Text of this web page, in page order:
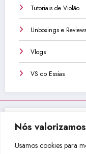
Nós
Usamos cookies para
Tutoriais de Violão
Unboxings e Reviews
Vlogs
VS do Essias
Não perca